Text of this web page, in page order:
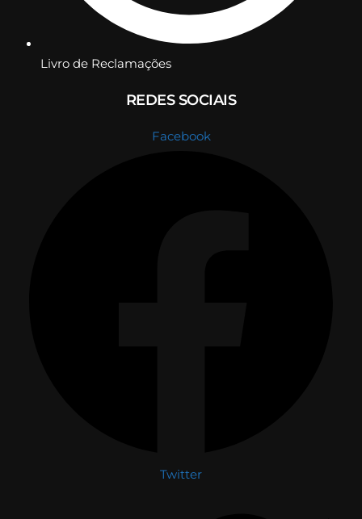
Livro de Reclamações
REDES SOCIAIS
Facebook
Twitter